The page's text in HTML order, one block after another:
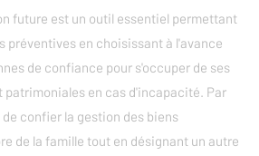
future est un outil essentiel permettant
préventives en choisissant à l'avance
de confiance pour s'occuper de ses
patrimoniales en cas d'incapacité. Par
confier la gestion des biens
de la famille tout en désignant un autre